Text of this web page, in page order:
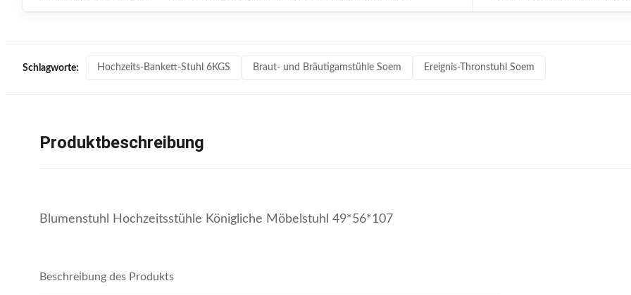
Schlagworte: Hochzeits-Bankett-Stuhl 6KGS Braut- und Bräutigamstühle Soem Ereignis-Thronstuhl Soem
Produktbeschreibung
Blumenstuhl Hochzeitsstühle Königliche Möbelstuhl 49*56*107
Beschreibung des Produkts